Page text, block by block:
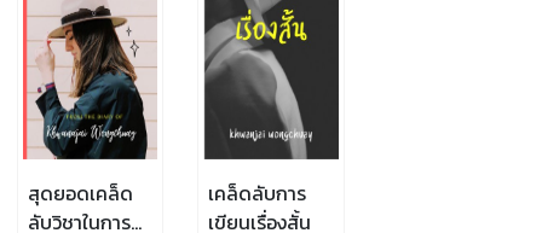
สุดยอดเคล็ด
ลับวิชาในการ
เคล็ดลับการ
เขียนเรื่องสั้น